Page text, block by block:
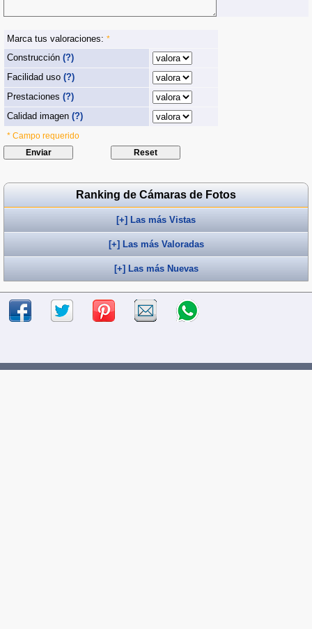
Marca tus valoraciones: *
Construcción (?)
Facilidad uso (?)
Prestaciones (?)
Calidad imagen (?)
* Campo requerido
Ranking de Cámaras de Fotos
[+] Las más Vistas
[+] Las más Valoradas
[+] Las más Nuevas